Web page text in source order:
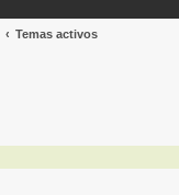
Temas activos